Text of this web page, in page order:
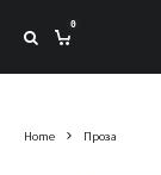
0
Home Проза